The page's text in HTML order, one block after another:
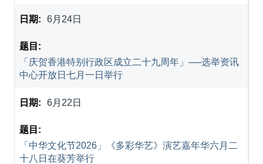
6月24日
「庆贺香港特别行政区成立二十九周年」──选举资讯
中心开放日七月一日举行
6月22日
「中华文化节2026」《多彩华艺》演艺嘉年华六月二
十八日在葵芳举行